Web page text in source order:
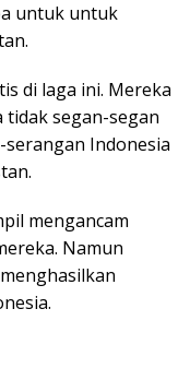
untuk untuk
di laga ini. Mereka
tidak segan-segan
Indonesia
mengancam
Namun